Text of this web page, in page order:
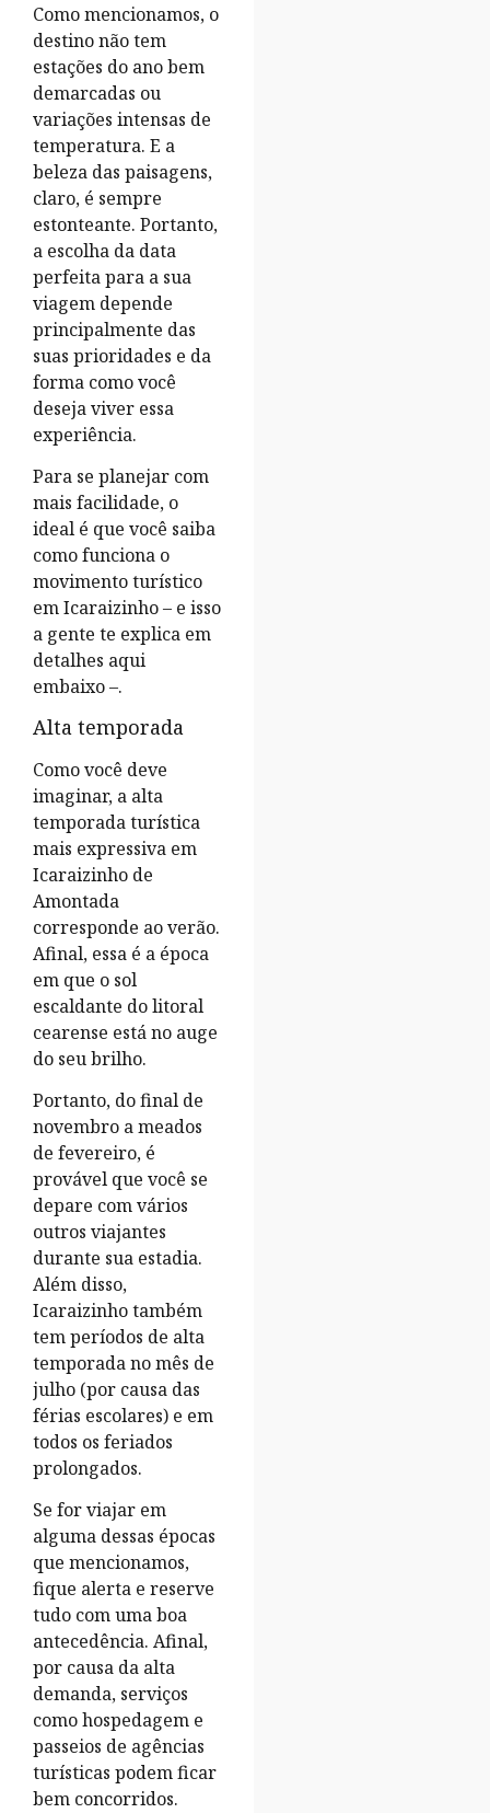
Como mencionamos, o
destino não tem
estações do ano bem
demarcadas ou
variações intensas de
temperatura. E a
beleza das paisagens,
claro, é sempre
estonteante. Portanto,
a escolha da data
perfeita para a sua
viagem depende
principalmente das
suas prioridades e da
forma como você
deseja viver essa
experiência.
Para se planejar com
mais facilidade, o
ideal é que você saiba
como funciona o
movimento turístico
em Icaraizinho – e isso
a gente te explica em
detalhes aqui
embaixo –.
Alta temporada
Como você deve
imaginar, a alta
temporada turística
mais expressiva em
Icaraizinho de
Amontada
corresponde ao verão.
Afinal, essa é a época
em que o sol
escaldante do litoral
cearense está no auge
do seu brilho.
Portanto, do final de
novembro a meados
de fevereiro, é
provável que você se
depare com vários
outros viajantes
durante sua estadia.
Além disso,
Icaraizinho também
tem períodos de alta
temporada no mês de
julho (por causa das
férias escolares) e em
todos os feriados
prolongados.
Se for viajar em
alguma dessas épocas
que mencionamos,
fique alerta e reserve
tudo com uma boa
antecedência. Afinal,
por causa da alta
demanda, serviços
como hospedagem e
passeios de agências
turísticas podem ficar
bem concorridos.